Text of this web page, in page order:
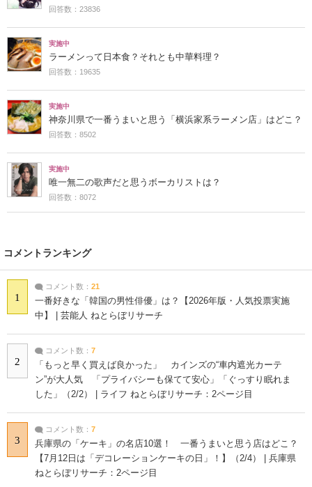
回答数：23836
実施中
ラーメンって日本食？それとも中華料理？
回答数：19635
実施中
神奈川県で一番うまいと思う「横浜家系ラーメン店」はどこ？
回答数：8502
実施中
唯一無二の歌声だと思うボーカリストは？
回答数：8072
コメントランキング
1
コメント数： 21
一番好きな「韓国の男性俳優」は？【2026年版・人気投票実施
中】 | 芸能人 ねとらぼリサーチ
2
コメント数： 7
「もっと早く買えば良かった」 カインズの“車内遮光カーテ
ン”が大人気 「プライバシーも保てて安心」「ぐっすり眠れま
した」（2/2） | ライフ ねとらぼリサーチ：2ページ目
3
コメント数： 7
兵庫県の「ケーキ」の名店10選！ 一番うまいと思う店はどこ？
【7月12日は「デコレーションケーキの日」！】（2/4） | 兵庫県
ねとらぼリサーチ：2ページ目